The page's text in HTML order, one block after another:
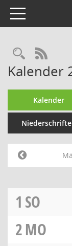
Toggle navigation
Kalender
Kalender
1 SO
2MO